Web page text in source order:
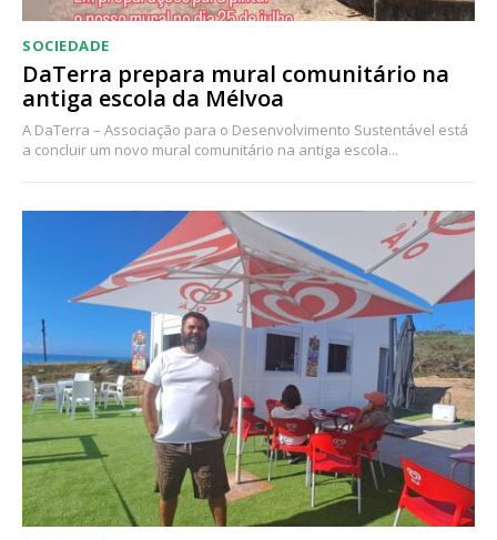
SOCIEDADE
DaTerra prepara mural comunitário na
antiga escola da Mélvoa
A DaTerra – Associação para o Desenvolvimento Sustentável está
a concluir um novo mural comunitário na antiga escola...